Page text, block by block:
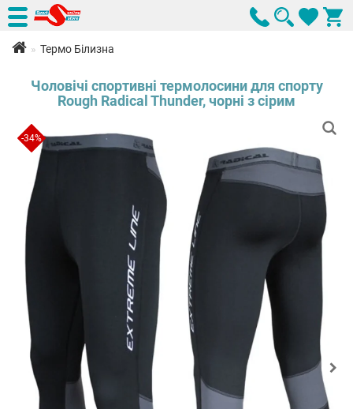
Термо Білизна
Чоловічі спортивні термолосини для спорту
Rough Radical Thunder, чорні з сірим
-34%